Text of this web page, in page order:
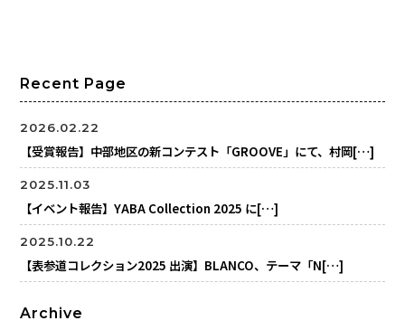
Recent Page
2026.02.22
【受賞報告】中部地区の新コンテスト「GROOVE」にて、村岡[…]
2025.11.03
【イベント報告】YABA Collection 2025 に[…]
2025.10.22
【表参道コレクション2025 出演】BLANCO、テーマ「N[…]
Archive